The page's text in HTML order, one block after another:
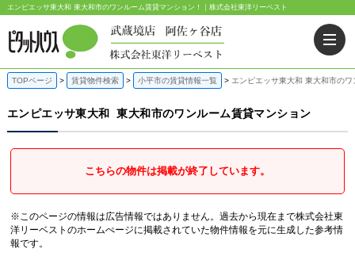
エンピエッサ東大和 東大和市のワンルーム賃貸マンション！｜株式会社東洋リーベスト
TOPページ 賃貸物件検索 小平市の賃貸情報一覧 エンピエッサ東大和 東大和市の
エンピエッサ東大和 東大和市のワンルーム賃貸マンション
こちらの物件は掲載が終了しています。
※このページの情報は広告情報ではありません。過去から現在まで株式会社東
洋リーベストのホームぺージに掲載されていた物件情報を元に生成した参考情
報です。